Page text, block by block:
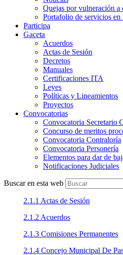
Quejas por vulneración a
Portafolio de servicios en
Participa
Gaceta
Acuerdos
Actas de Sesión
Decretos
Manuales
Certificaciones ITA
Leyes
Políticas y Lineamientos
Proyectos
Convocatorias
Convocatoria Secretario
Concurso de meritos
Convocatoria Contraloría
Convocatoria Personería
Elementos para dar de
Notificaciones Judiciales
Buscar en esta web
2.1.1 Actas de Sesión
2.1.2 Acuerdos
2.1.3 Comisiones Permanentes
2.1.4 Concejo Municipal De